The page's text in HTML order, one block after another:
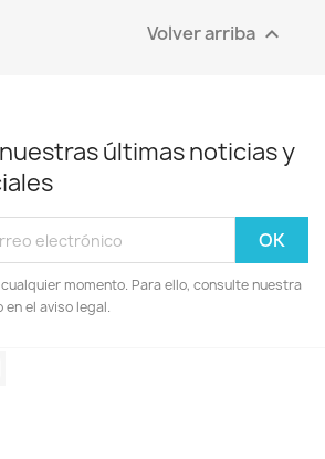
Volver arriba 
últimas noticias y
momento. Para ello, consulte nuestra
el aviso legal.